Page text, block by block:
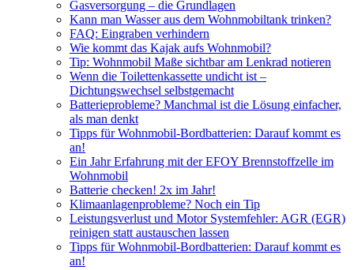
Gasversorgung – die Grundlagen
Kann man Wasser aus dem Wohnmobiltank trinken?
FAQ: Eingraben verhindern
Wie kommt das Kajak aufs Wohnmobil?
Tip: Wohnmobil Maße sichtbar am Lenkrad notieren
Wenn die Toilettenkassette undicht ist –
Dichtungswechsel selbstgemacht
Batterieprobleme? Manchmal ist die Lösung einfacher,
als man denkt
Tipps für Wohnmobil-Bordbatterien: Darauf kommt es
an!
Ein Jahr Erfahrung mit der EFOY Brennstoffzelle im
Wohnmobil
Batterie checken! 2x im Jahr!
Klimaanlagenprobleme? Noch ein Tip
Leistungsverlust und Motor Systemfehler: AGR (EGR)
reinigen statt austauschen lassen
Tipps für Wohnmobil-Bordbatterien: Darauf kommt es
an!